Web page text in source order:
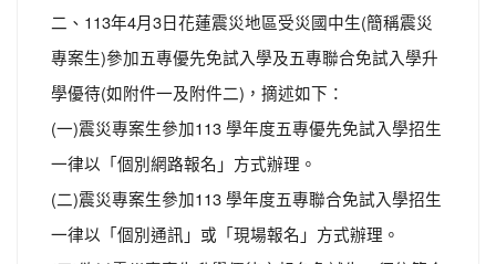
二、113年4月3日花蓮震災地區受災國中生(簡稱震災
專案生)參加五專優先免試入學及五專聯合免試入學升
學優待(如附件一及附件二)，摘述如下：
(一)震災專案生參加113 學年度五專優先免試入學招生
一律以「個別網路報名」方式辦理。
(二)震災專案生參加113 學年度五專聯合免試入學招生
一律以「個別通訊」或「現場報名」方式辦理。